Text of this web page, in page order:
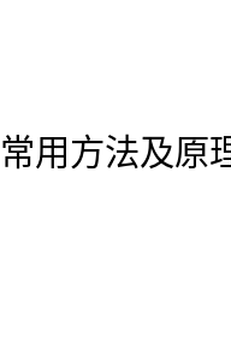
常用方法及原